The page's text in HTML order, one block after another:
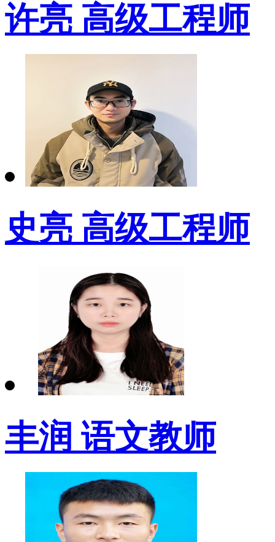
许亮 高级工程师
史亮 高级工程师
丰润 语文教师